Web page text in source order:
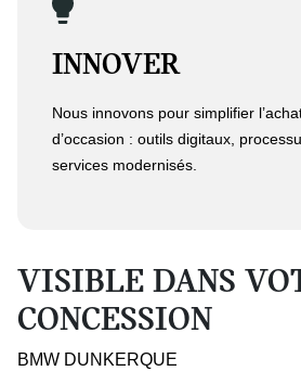
INNOVER
Nous innovons pour simplifier
d’occasion : outils digitaux,
services modernisés.
VISIBLE DANS
CONCESSION
BMW DUNKERQUE